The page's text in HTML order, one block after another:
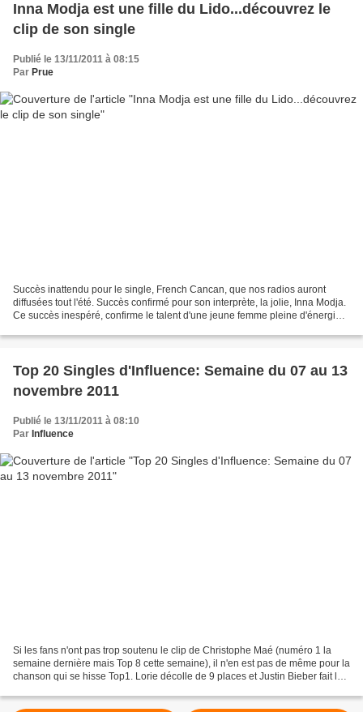
Inna Modja est une fille du Lido...découvrez le
clip de son single
Publié le 13/11/2011 à 08:15
Par Prue
Succès inattendu pour le single, French Cancan, que nos radios auront
diffusées tout l'été. Succès confirmé pour son interprète, la jolie, Inna Modja.
Ce succès inespéré, confirme le talent d'une jeune femme pleine d'énergie
Top 20 Singles d'Influence: Semaine du 07 au 13
novembre 2011
Publié le 13/11/2011 à 08:10
Par Influence
Si les fans n'ont pas trop soutenu le clip de Christophe Maé (numéro 1 la
semaine dernière mais Top 8 cette semaine), il n'en est pas de même pour la
chanson qui se hisse Top1. Lorie décolle de 9 places et Justin Bieber fait la